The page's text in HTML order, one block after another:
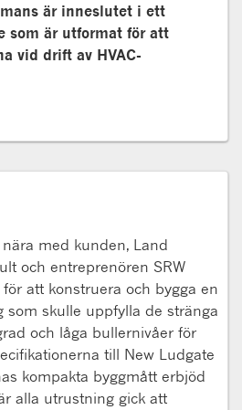
är inneslutet i ett
som är utformat för att
vid drift av HVAC-
med kunden, Land
och entreprenören SRW
att konstruera och bygga en
som skulle uppfylla de stränga
och låga bullernivåer för
till New Ludgate
kompakta byggmått erbjöd
alla utrustning gick att